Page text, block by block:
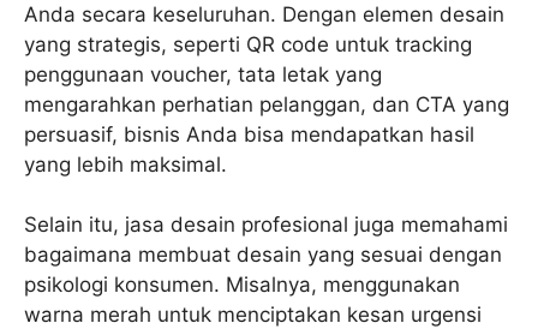
Anda secara keseluruhan. Dengan elemen desain
yang strategis, seperti QR code untuk tracking
penggunaan voucher, tata letak yang
mengarahkan perhatian pelanggan, dan CTA yang
persuasif, bisnis Anda bisa mendapatkan hasil
yang lebih maksimal.
Selain itu, jasa desain profesional juga memahami
bagaimana membuat desain yang sesuai dengan
psikologi konsumen. Misalnya, menggunakan
warna merah untuk menciptakan kesan urgensi